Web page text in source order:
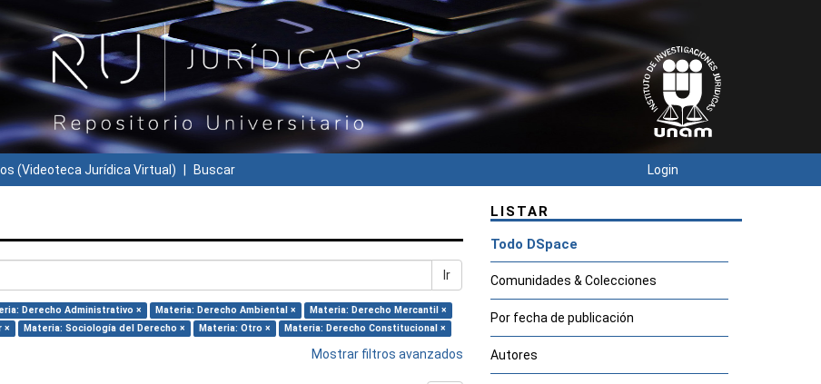
(Videoteca Jurídica Virtual) Buscar Login
Ir
Derecho Administrativo × Materia: Derecho Ambiental ×
Materia: Derecho Mercantil ×
× Materia: Sociología del Derecho × Materia: Otro × Materia: Derecho Constitucional ×
Mostrar filtros avanzados
LISTAR
Todo DSpace
Comunidades & Colecciones
Por fecha de publicación
Autores